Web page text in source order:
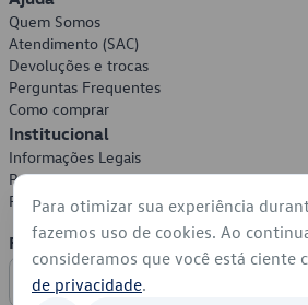
Quem Somos
Atendimento (SAC)
Devoluções e trocas
Perguntas Frequentes
Como comprar
Institucional
Informações Legais
Política de Privacidade
Política de Cookies
Formas de Pagamento
Para otimizar sua experiência
fazemos uso de cookies. Ao
consideramos que você está ciente
de privacidade.